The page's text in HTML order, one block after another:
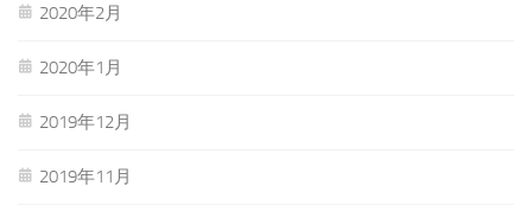
2020年2月
2020年1月
2019年12月
2019年11月